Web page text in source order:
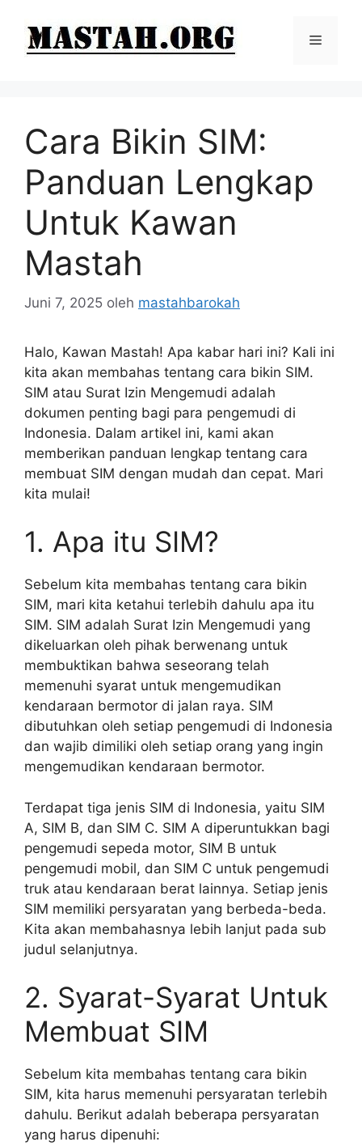
Menu
Cara Bikin SIM:
Panduan Lengkap
Untuk Kawan
Mastah
Juni 7, 2025 oleh mastahbarokah
Halo, Kawan Mastah! Apa kabar hari ini? Kali ini
kita akan membahas tentang cara bikin SIM.
SIM atau Surat Izin Mengemudi adalah
dokumen penting bagi para pengemudi di
Indonesia. Dalam artikel ini, kami akan
memberikan panduan lengkap tentang cara
membuat SIM dengan mudah dan cepat. Mari
kita mulai!
1. Apa itu SIM?
Sebelum kita membahas tentang cara bikin
SIM, mari kita ketahui terlebih dahulu apa itu
SIM. SIM adalah Surat Izin Mengemudi yang
dikeluarkan oleh pihak berwenang untuk
membuktikan bahwa seseorang telah
memenuhi syarat untuk mengemudikan
kendaraan bermotor di jalan raya. SIM
dibutuhkan oleh setiap pengemudi di Indonesia
dan wajib dimiliki oleh setiap orang yang ingin
mengemudikan kendaraan bermotor.
Terdapat tiga jenis SIM di Indonesia, yaitu SIM
A, SIM B, dan SIM C. SIM A diperuntukkan bagi
pengemudi sepeda motor, SIM B untuk
pengemudi mobil, dan SIM C untuk pengemudi
truk atau kendaraan berat lainnya. Setiap jenis
SIM memiliki persyaratan yang berbeda-beda.
Kita akan membahasnya lebih lanjut pada sub
judul selanjutnya.
2. Syarat-Syarat Untuk
Membuat SIM
Sebelum kita membahas tentang cara bikin
SIM, kita harus memenuhi persyaratan terlebih
dahulu. Berikut adalah beberapa persyaratan
yang harus dipenuhi: